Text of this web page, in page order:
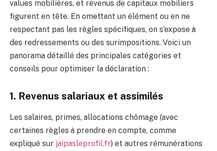
values mobilières, et revenus de capitaux mobiliers
figurent en tête. En omettant un élément ou en ne
respectant pas les règles spécifiques, on s’expose à
des redressements ou des surimpositions. Voici un
panorama détaillé des principales catégories et
conseils pour optimiser la déclaration :
1. Revenus salariaux et assimilés
Les salaires, primes, allocations chômage (avec
certaines règles à prendre en compte, comme
expliqué sur jaipasleprofil.fr) et autres rémunérations